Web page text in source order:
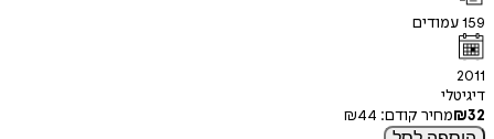
159עמודים
2011
דיגיטלי
₪32 מחיר קודם: ₪44